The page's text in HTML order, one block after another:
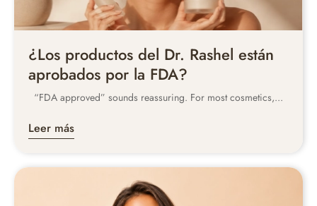
¿Los productos del Dr. Rashel están
aprobados por la FDA?
“FDA approved” sounds reassuring. For most cosmetics,...
Leer más